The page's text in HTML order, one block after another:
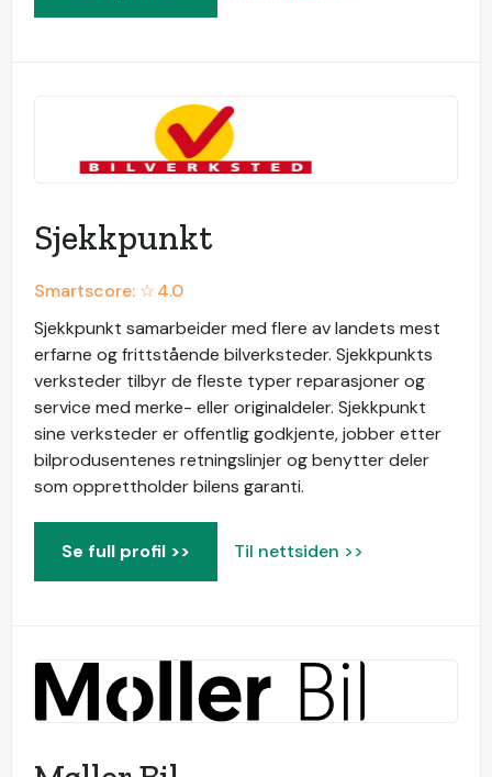
Sjekkpunkt
Smartscore: ☆4.0
Sjekkpunkt samarbeider med flere av landets mest
erfarne og frittstående bilverksteder. Sjekkpunkts
verksteder tilbyr de fleste typer reparasjoner og
service med merke- eller originaldeler. Sjekkpunkt
sine verksteder er offentlig godkjente, jobber etter
bilprodusentenes retningslinjer og benytter deler
som opprettholder bilens garanti.
Se full profil >> Til nettsiden >>